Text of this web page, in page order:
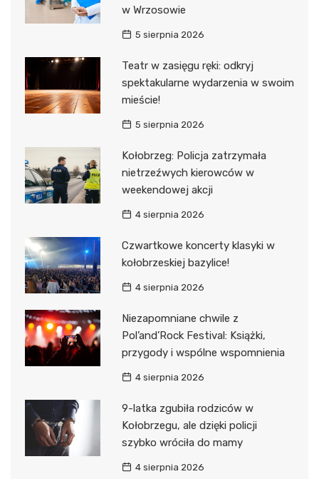
w Wrzosowie
5 sierpnia 2026
Teatr w zasięgu ręki: odkryj
spektakularne wydarzenia w swoim
mieście!
5 sierpnia 2026
Kołobrzeg: Policja zatrzymała
nietrzeźwych kierowców w
weekendowej akcji
4 sierpnia 2026
Czwartkowe koncerty klasyki w
kołobrzeskiej bazylice!
4 sierpnia 2026
Niezapomniane chwile z
Pol’and’Rock Festival: Książki,
przygody i wspólne wspomnienia
4 sierpnia 2026
9-latka zgubiła rodziców w
Kołobrzegu, ale dzięki policji
szybko wróciła do mamy
4 sierpnia 2026